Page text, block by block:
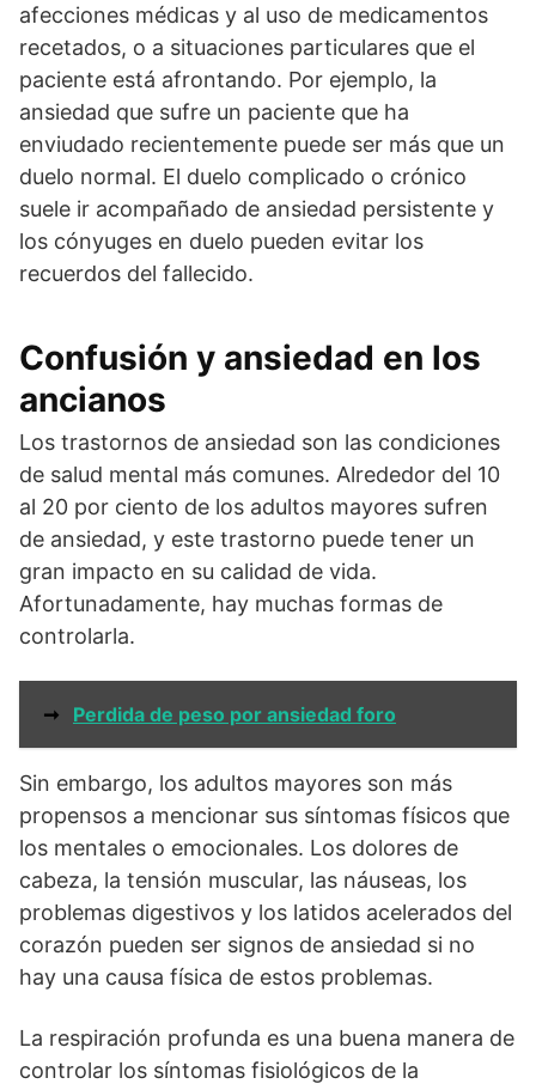
afecciones médicas y al uso de medicamentos
recetados, o a situaciones particulares que el
paciente está afrontando. Por ejemplo, la
ansiedad que sufre un paciente que ha
enviudado recientemente puede ser más que un
duelo normal. El duelo complicado o crónico
suele ir acompañado de ansiedad persistente y
los cónyuges en duelo pueden evitar los
recuerdos del fallecido.
Confusión y ansiedad en los
ancianos
Los trastornos de ansiedad son las condiciones
de salud mental más comunes. Alrededor del 10
al 20 por ciento de los adultos mayores sufren
de ansiedad, y este trastorno puede tener un
gran impacto en su calidad de vida.
Afortunadamente, hay muchas formas de
controlarla.
➞ Perdida de peso por ansiedad foro
Sin embargo, los adultos mayores son más
propensos a mencionar sus síntomas físicos que
los mentales o emocionales. Los dolores de
cabeza, la tensión muscular, las náuseas, los
problemas digestivos y los latidos acelerados del
corazón pueden ser signos de ansiedad si no
hay una causa física de estos problemas.
La respiración profunda es una buena manera de
controlar los síntomas fisiológicos de la